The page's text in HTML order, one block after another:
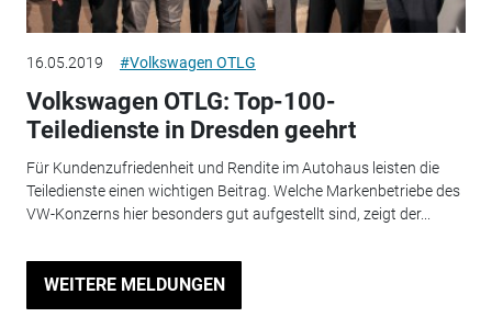
16.05.2019 #Volkswagen OTLG
Volkswagen OTLG: Top-100-
Teiledienste in Dresden geehrt
Für Kundenzufriedenheit und Rendite im Autohaus leisten die
Teiledienste einen wichtigen Beitrag. Welche Markenbetriebe des
VW-Konzerns hier besonders gut aufgestellt sind, zeigt der...
WEITERE MELDUNGEN